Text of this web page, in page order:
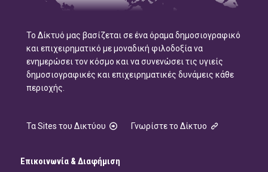
Το Δίκτυό μας βασίζεται σε ένα όραμα δημοσιογραφικό
και επιχειρηματικό με μοναδική φιλοδοξία να
ενημερώσει τον κόσμο και να συνενώσει τις υγιείς
δημοσιογραφικές και επιχειρηματικές δυνάμεις κάθε
περιοχής.
Τα Sites του Δικτύου Γνωρίστε το Δίκτυο
Επικοινωνία & Διαφήμιση